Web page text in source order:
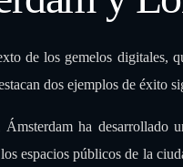
y
de los gemelos digitales,
ha desarrollado